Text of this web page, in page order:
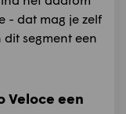
- dat mag je zelf
segment een
Veloce een